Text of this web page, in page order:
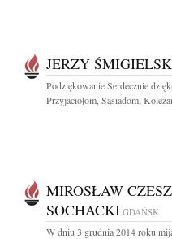
JERZY
Podziękowanie Serdecznie
Przyjaciołom, Sąsiadom,
MIROSŁAW
SOCHACKI GDAŃSK
W dniu 3 grudnia 2014 roku